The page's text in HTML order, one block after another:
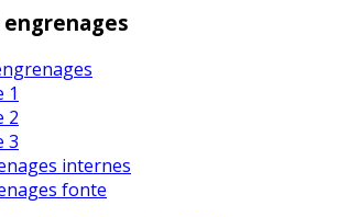
engrenages
1
2
3
internes
fonte